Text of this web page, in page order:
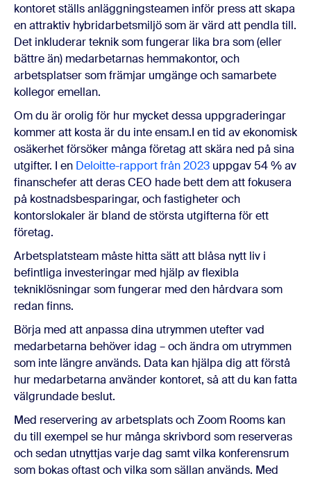
kontoret ställs anläggningsteamen inför press att skapa
en attraktiv hybridarbetsmiljö som är värd att pendla till.
Det inkluderar teknik som fungerar lika bra som (eller
bättre än) medarbetarnas hemmakontor, och
arbetsplatser som främjar umgänge och samarbete
kollegor emellan.
Om du är orolig för hur mycket dessa uppgraderingar
kommer att kosta är du inte ensam.I en tid av ekonomisk
osäkerhet försöker många företag att skära ned på sina
utgifter. I en Deloitte-rapport från 2023 uppgav 54 % av
finanschefer att deras CEO hade bett dem att fokusera
på kostnadsbesparingar, och fastigheter och
kontorslokaler är bland de största utgifterna för ett
företag.
Arbetsplatsteam måste hitta sätt att blåsa nytt liv i
befintliga investeringar med hjälp av flexibla
tekniklösningar som fungerar med den hårdvara som
redan finns.
Börja med att anpassa dina utrymmen utefter vad
medarbetarna behöver idag – och ändra om utrymmen
som inte längre används. Data kan hjälpa dig att förstå
hur medarbetarna använder kontoret, så att du kan fatta
välgrundade beslut.
Med reservering av arbetsplats och Zoom Rooms kan
du till exempel se hur många skrivbord som reserveras
och sedan utnyttjas varje dag samt vilka konferensrum
som bokas oftast och vilka som sällan används. Med